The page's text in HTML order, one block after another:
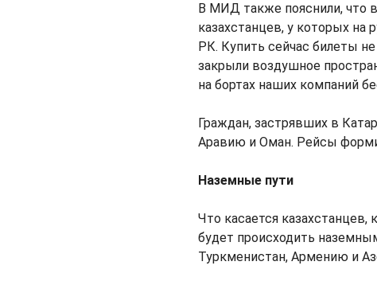
В МИД также пояснили, что
казахстанцев, у которых на
РК. Купить сейчас билеты
закрыли воздушное
на бортах наших компаний
Граждан, застрявших в
Аравию и Оман. Рейсы
Наземные пути
Что касается казахстанцев,
будет происходить
Туркменистан, Армению и